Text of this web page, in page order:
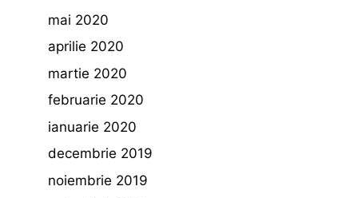
mai 2020
aprilie 2020
martie 2020
februarie 2020
ianuarie 2020
decembrie 2019
noiembrie 2019